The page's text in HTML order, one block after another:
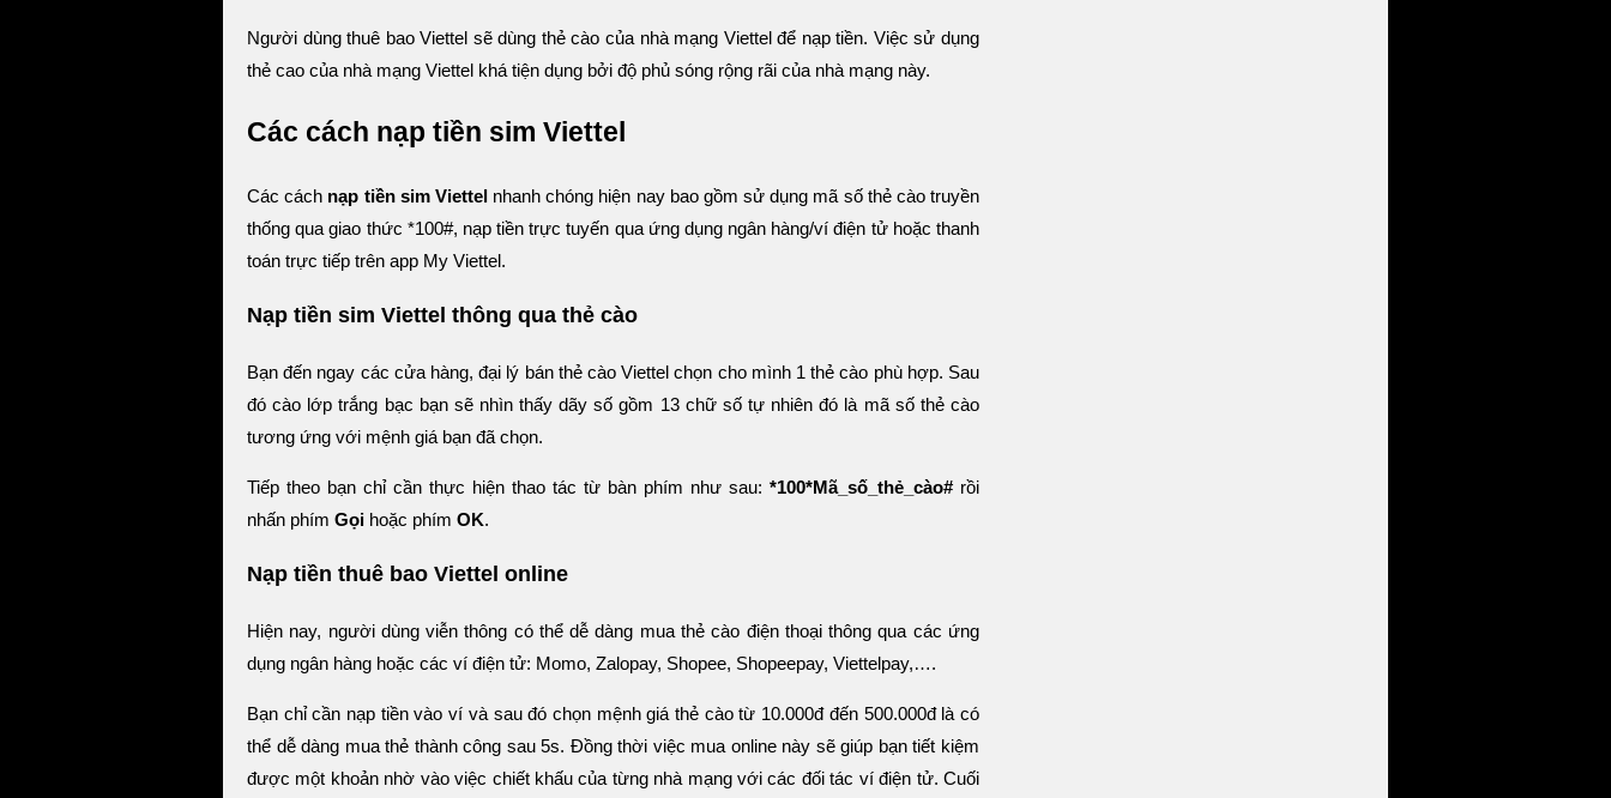
Người dùng thuê bao Viettel sẽ dùng thẻ cào của nhà mạng Viettel để nạp tiền. Việc sử dụng
thẻ cao của nhà mạng Viettel khá tiện dụng bởi độ phủ sóng rộng rãi của nhà mạng này.
Các cách nạp tiền sim Viettel
Các cách nạp tiền sim Viettelnhanh chóng hiện nay bao gồm sử dụng mã số thẻ cào truyền
thống qua giao thức *100#, nạp tiền trực tuyến qua ứng dụng ngân hàng/ví điện tử hoặc thanh
toán trực tiếp trên app My Viettel.
Nạp tiền sim Viettel thông qua thẻ cào
Bạn đến ngay các cửa hàng, đại lý bán thẻ cào Viettel chọn cho mình 1 thẻ cào phù hợp. Sau
đó cào lớp trắng bạc bạn sẽ nhìn thấy dãy số gồm 13 chữ số tự nhiên đó là mã số thẻ cào
tương ứng với mệnh giá bạn đã chọn.
Tiếp theo bạn chỉ cần thực hiện thao tác từ bàn phím như sau: *100*Mã_số_thẻ_cào# rồi
nhấn phím Gọi hoặc phím OK.
Nạp tiền thuê bao Viettel online
Hiện nay, người dùng viễn thông có thể dễ dàng mua thẻ cào điện thoại thông qua các ứng
dụng ngân hàng hoặc các ví điện tử: Momo, Zalopay, Shopee, Shopeepay, Viettelpay,….
Bạn chỉ cần nạp tiền vào ví và sau đó chọn mệnh giá thẻ cào từ 10.000đ đến 500.000đ là có
thể dễ dàng mua thẻ thành công sau 5s. Đồng thời việc mua online này sẽ giúp bạn tiết kiệm
được một khoản nhờ vào việc chiết khấu của từng nhà mạng với các đối tác ví điện tử. Cuối